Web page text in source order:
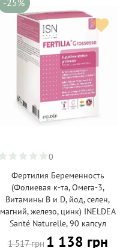
-25%
0
Фертилия Беременность
(Фолиевая к-та, Омега-3,
Витамины B и D, йод, селен,
магний, железо, цинк) INELDEA
Santé Naturelle, 90 капсул
1 517 грн 1 138 грн